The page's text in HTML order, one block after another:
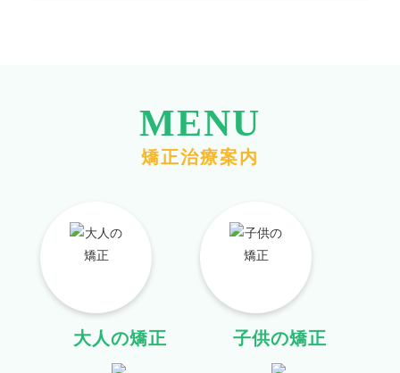
MENU
矯正治療案内
大人の矯正 子供の矯正